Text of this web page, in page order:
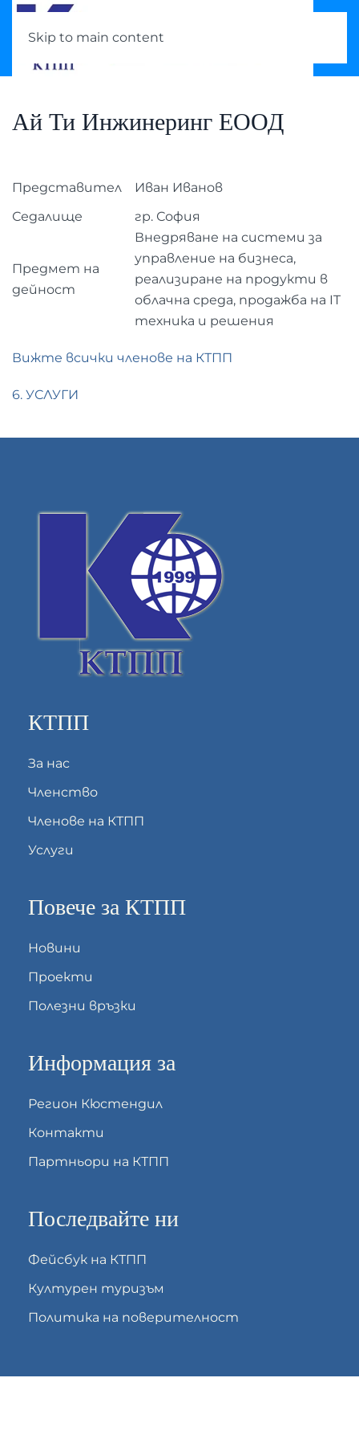
Skip to main content
Ай Ти Инжинеринг ЕООД
Представител
Иван Иванов
Седалище
гр. София
Предмет на
дейност
Внедряване на системи за
управление на бизнеса,
реализиране на продукти в
облачна среда, продажба на IT
техника и решения
Вижте всички членове на КТПП
6. УСЛУГИ
КТПП
За нас
Членство
Членове на КТПП
Услуги
Повече за КТПП
Новини
Проекти
Полезни връзки
Информация за
Регион Кюстендил
Контакти
Партньори на КТПП
Последвайте ни
Фейсбук на КТПП
Културен туризъм
Политика на поверителност